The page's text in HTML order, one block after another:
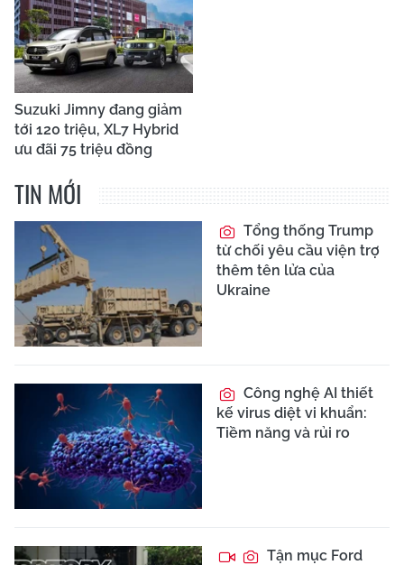
Suzuki Jimny đang giảm
tới 120 triệu, XL7 Hybrid
ưu đãi 75 triệu đồng
TIN MỚI
Tổng thống Trump
từ chối yêu cầu viện trợ
thêm tên lửa của
Ukraine
Công nghệ AI thiết
kế virus diệt vi khuẩn:
Tiềm năng và rủi ro
Tận mục Ford